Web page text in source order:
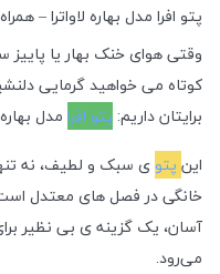
پتو افرا مدل بهاره لاواترا –
وقتی هوای خنک بهار یا
کوتاه می خواهید گرمایی
برایتان داریم: پتو افرا مدل بهاره
این پتو ی سبک و لطیف، نه
خانگی در فصل های معتدل
آسان، یک گزینه ی بی نظیر
می‌رود.